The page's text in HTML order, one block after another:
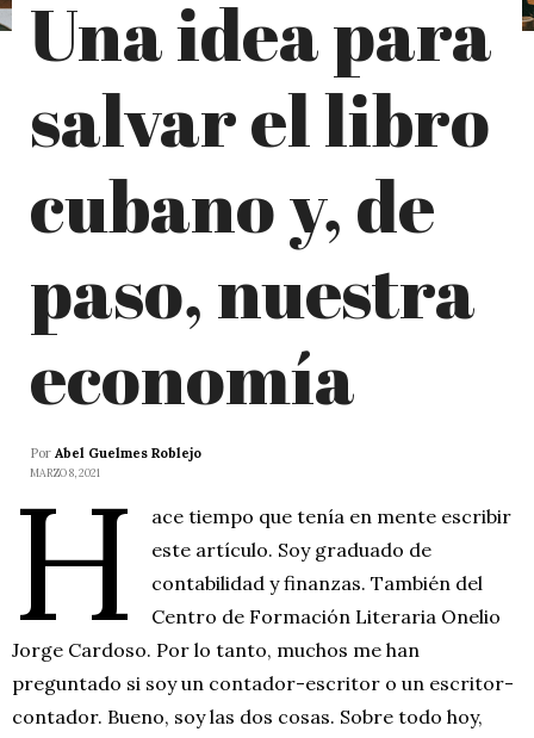
Una idea para
salvar el libro
cubano y, de
paso, nuestra
economía
Por Abel Guelmes Roblejo
MARZO 8, 2021
H
ace tiempo que tenía en mente escribir
este artículo. Soy graduado de
contabilidad y finanzas. También del
Centro de Formación Literaria Onelio
Jorge Cardoso. Por lo tanto, muchos me han
preguntado si soy un contador-escritor o un escritor-
contador. Bueno, soy las dos cosas. Sobre todo hoy,